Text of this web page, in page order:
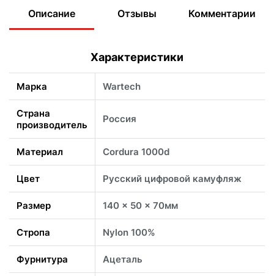
Описание Отзывы Комментарии
Характеристики
Марка Wartech
Страна
производитель
Россия
Материал Cordura 1000d
Цвет Русский цифровой камуфляж
Размер 140 x 50 x 70мм
Стропа Nylon 100%
Фурнитура Ацеталь